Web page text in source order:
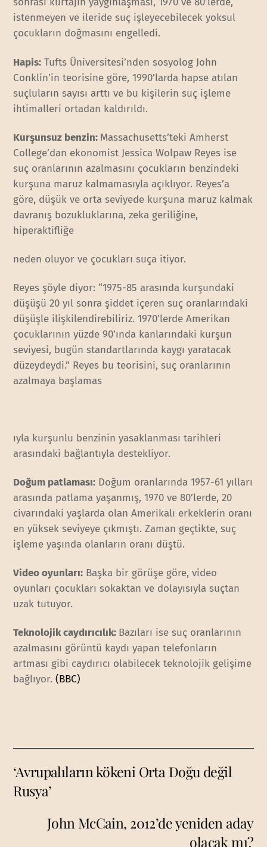
istenmeyen ve ileride suç işleyecebilecek yoksul
çocukların doğmasını engelledi.
Hapis: Tufts Üniversitesi’nden sosyolog John
Conklin’in teorisine göre, 1990’larda hapse atılan
suçluların sayısı arttı ve bu kişilerin suç işleme
ihtimalleri ortadan kaldırıldı.
Kurşunsuz benzin: Massachusetts’teki Amherst
College’dan ekonomist Jessica Wolpaw Reyes ise
suç oranlarının azalmasını çocukların benzindeki
kurşuna maruz kalmamasıyla açıklıyor. Reyes’a
göre, düşük ve orta seviyede kurşuna maruz kalmak
davranış bozukluklarına, zeka geriliğine,
hiperaktifliğe
neden oluyor ve çocukları suça itiyor.
Reyes şöyle diyor: “1975-85 arasında kurşundaki
düşüşü 20 yıl sonra şiddet içeren suç oranlarındaki
düşüşle ilişkilendirebiliriz. 1970’lerde Amerikan
çocuklarının yüzde 90’ında kanlarındaki kurşun
seviyesi, bugün standartlarında kaygı yaratacak
düzeydeydi.” Reyes bu teorisini, suç oranlarının
azalmaya başlamas
ıyla kurşunlu benzinin yasaklanması tarihleri
arasındaki bağlantıyla destekliyor.
Doğum patlaması: Doğum oranlarında 1957-61 yılları
arasında patlama yaşanmış, 1970 ve 80’lerde, 20
civarındaki yaşlarda olan Amerikalı erkeklerin oranı
en yüksek seviyeye çıkmıştı. Zaman geçtikte, suç
işleme yaşında olanların oranı düştü.
Video oyunları: Başka bir görüşe göre, video
oyunları çocukları sokaktan ve dolayısıyla suçtan
uzak tutuyor.
Teknolojik caydırıcılık: Bazıları ise suç oranlarının
azalmasını görüntü kaydı yapan telefonların
artması gibi caydırıcı olabilecek teknolojik gelişime
bağlıyor.(BBC)
‘Avrupalıların kökeni Orta Doğu değil
Rusya’
John McCain, 2012’de yeniden aday
olacak mı?